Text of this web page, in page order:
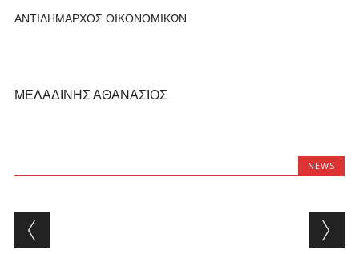
ΑΝΤΙΔΗΜΑΡΧΟΣ ΟΙΚΟΝΟΜΙΚΩΝ
ΜΕΛΑΔΙΝΗΣ ΑΘΑΝΑΣΙΟΣ
NEWS
Post navigation